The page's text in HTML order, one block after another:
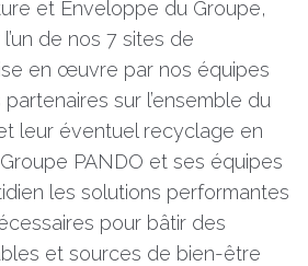
et Enveloppe du Groupe,
de nos 7 sites de
en œuvre par nos équipes
sur l’ensemble du
leur éventuel recyclage en
PANDO et ses équipes
les solutions performantes
pour bâtir des
et sources de bien-être